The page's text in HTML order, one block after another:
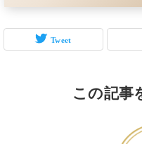
Tweet
この記事